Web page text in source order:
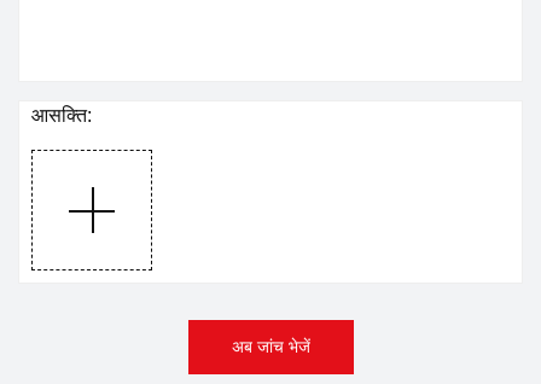
आसक्ति:
अब जांच भेजें